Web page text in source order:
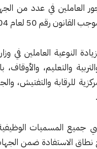
في عدد من الجهات العامة،
2004.
في وزارات الصحة،
والأوقاف، بالإضافة إلى
والتفتيش، والجهاز المركزي
الوظيفية الواردة في
ضمن الجهات المحددة